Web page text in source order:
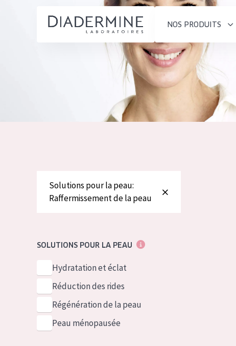
NOS PRODUITS
SOLUTIONS POUR LA PEAU
Hydratation et éclat
Réduction des rides
Peau ménopausée
TYPE DE PRODUIT
Crème de Jour
Crème de Nuit
Solutions pour la peau:
Raffermissement de la peau
SOLUTIONS POUR LA PEAU
Hydratation et éclat
Réduction des rides
Régénération de la peau
Peau ménopausée